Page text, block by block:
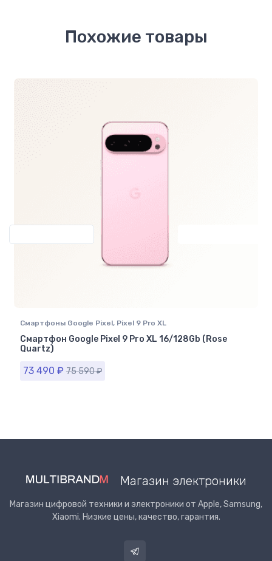
Похожие товары
Смартфоны Google Pixel, Pixel 9 Pro XL
Смартфон Google Pixel 9 Pro XL 16/128Gb (Rose
Quartz)
73 490 ₽ 75 590₽
Магазин электроники
Магазин цифровой техники и электроники от Apple, Samsung,
Xiaomi. Низкие цены, качество, гарантия.